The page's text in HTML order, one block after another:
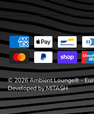
© 2026Ambient Lounge® -
Developed byMITASH